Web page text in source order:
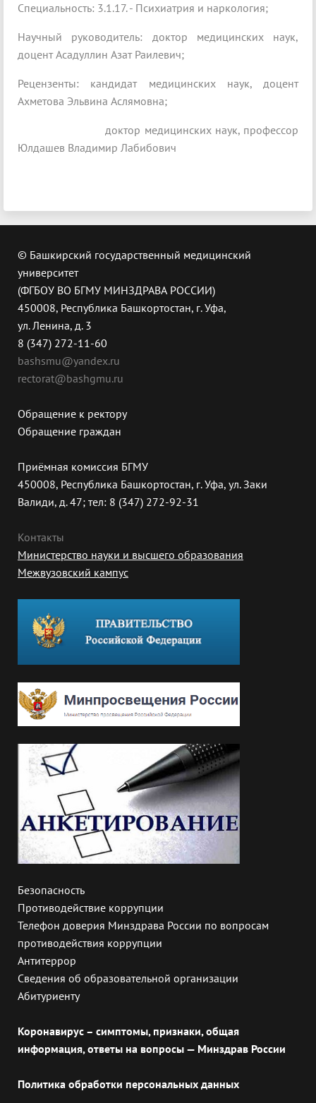
Специальность: 3.1.17. - Психиатрия и наркология;
Научный руководитель: доктор медицинских наук,
доцент Асадуллин Азат Раилевич;
Рецензенты: кандидат медицинских наук, доцент
Ахметова Эльвина Аслямовна;
доктор медицинских наук, профессор
Юлдашев Владимир Лабибович
© Башкирский государственный медицинский
университет
(ФГБОУ ВО БГМУ МИНЗДРАВА РОССИИ)
450008, Республика Башкортостан, г. Уфа,
ул. Ленина, д. 3
8 (347) 272-11-60
bashsmu@yandex.ru
rectorat@bashgmu.ru
Обращение к ректору
Обращение граждан
Приёмная комиссия БГМУ
450008, Республика Башкортостан, г. Уфа, ул. Заки
Валиди, д. 47; тел: 8 (347) 272-92-31
Контакты
Министерство науки и высшего образования
Межвузовский кампус
Безопасность
Противодействие коррупции
Телефон доверия Минздрава России по вопросам
противодействия коррупции
Антитеррор
Сведения об образовательной организации
Абитуриенту
Коронавирус – симптомы, признаки, общая
информация, ответы на вопросы — Минздрав России
Политика обработки персональных данных